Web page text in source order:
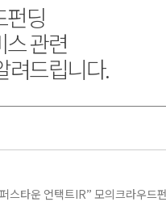
펀딩
관련
려드립니다.
스타운 언택트IR” 모의크라우드